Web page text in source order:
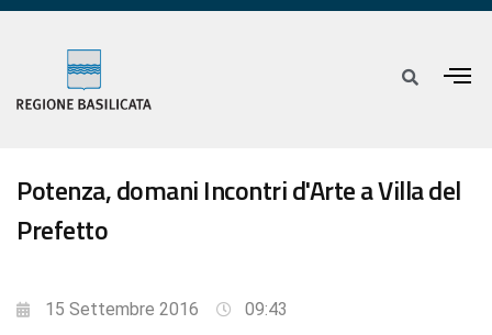
Potenza, domani Incontri d'Arte a Villa del
Prefetto
15 Settembre 2016 09:43